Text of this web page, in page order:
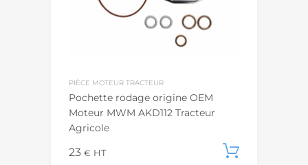
PIÈCE MOTEUR TRACTEUR
Pochette rodage origine OEM
Moteur MWM AKD112 Tracteur
Agricole
23 € HT